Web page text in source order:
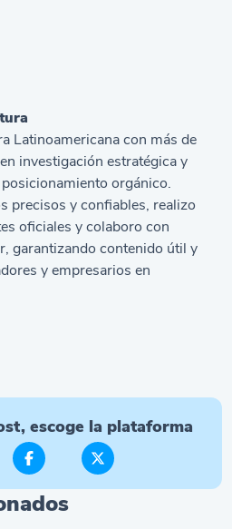
Latinoamericana con más de
investigación estratégica y
orgánico.
precisos y confiables, realizo
oficiales y colaboro con
garantizando contenido útil y
y empresarios en
escoge la plataforma